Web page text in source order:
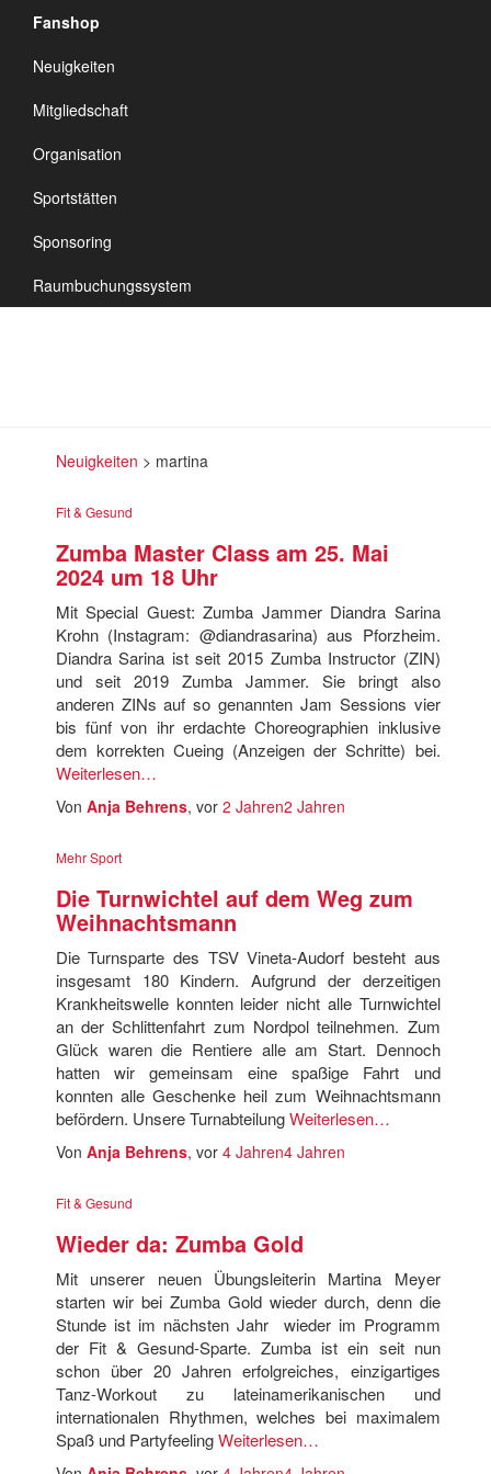
Fanshop
Neuigkeiten
Mitgliedschaft
Organisation
Sportstätten
Sponsoring
Raumbuchungssystem
TSV Vineta
Audorf
Neuigkeiten > martina
Fit & Gesund
Zumba Master Class am 25. Mai
2024 um 18 Uhr
Mit Special Guest: Zumba Jammer Diandra Sarina
Krohn (Instagram: @diandrasarina) aus Pforzheim.
Diandra Sarina ist seit 2015 Zumba Instructor (ZIN)
und seit 2019 Zumba Jammer. Sie bringt also
anderen ZINs auf so genannten Jam Sessions vier
bis fünf von ihr erdachte Choreographien inklusive
dem korrekten Cueing (Anzeigen der Schritte) bei.
Weiterlesen…
Von Anja Behrens, vor 2 Jahren2 Jahren
Mehr Sport
Die Turnwichtel auf dem Weg zum
Weihnachtsmann
Die Turnsparte des TSV Vineta-Audorf besteht aus
insgesamt 180 Kindern. Aufgrund der derzeitigen
Krankheitswelle konnten leider nicht alle Turnwichtel
an der Schlittenfahrt zum Nordpol teilnehmen. Zum
Glück waren die Rentiere alle am Start. Dennoch
hatten wir gemeinsam eine spaßige Fahrt und
konnten alle Geschenke heil zum Weihnachtsmann
befördern. Unsere TurnabteilungWeiterlesen…
Von Anja Behrens, vor 4 Jahren4 Jahren
Fit & Gesund
Wieder da: Zumba Gold
Mit unserer neuen Übungsleiterin Martina Meyer
starten wir bei Zumba Gold wieder durch, denn die
Stunde ist im nächsten Jahr wieder im Programm
der Fit & Gesund-Sparte. Zumba ist ein seit nun
schon über 20 Jahren erfolgreiches, einzigartiges
Tanz-Workout zu lateinamerikanischen und
internationalen Rhythmen, welches bei maximalem
Spaß und PartyfeelingWeiterlesen…